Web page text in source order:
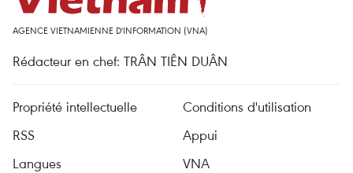
AGENCE VIETNAMIENNE D'INFORMATION (VNA)
Rédacteur en chef: TRÂN TIÊN DUÂN
Propriété intellectuelle
Conditions d'utilisation
RSS
Appui
Langues
VNA